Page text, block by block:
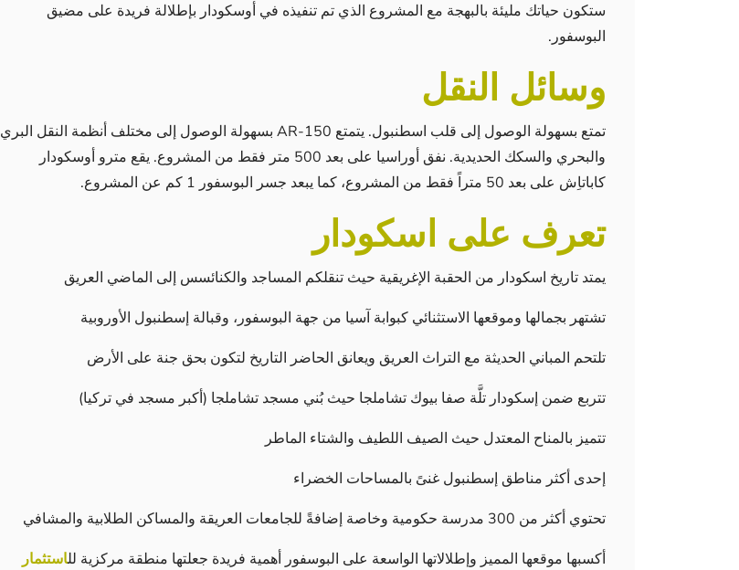
ستكون حياتك مليئة بالبهجة مع المشروع الذي تم تنفيذه في أوسكودار بإطلالة فريدة على مضيق
البوسفور.
وسائل النقل
تمتع بسهولة الوصول إلى قلب اسطنبول. يتمتع AR-150 بسهولة الوصول إلى مختلف أنظمة النقل البري
والبحري والسكك الحديدية. نفق أوراسيا على بعد 500 متر فقط من المشروع. يقع مترو أوسكودار
كاباتاِش على بعد 50 متراً فقط من المشروع، كما يبعد جسر البوسفور 1 كم عن المشروع.
تعرف على اسكودار
يمتد تاريخ اسكودار من الحقبة الإغريقية حيث تنقلكم المساجد والكنائسس إلى الماضي العريق
تشتهر بجمالها وموقعها الاستثنائي كبوابة آسيا من جهة البوسفور، وقبالة إسطنبول الأوروبية
تلتحم المباني الحديثة مع التراث العريق ويعانق الحاضر التاريخ لتكون بحق جنة على الأرض
تتربع ضمن إسكودار تلَّة صفا بيوك تشاملجا حيث بُني مسجد تشاملجا (أكبر مسجد في تركيا)
تتميز بالمناح المعتدل حيث الصيف اللطيف والشتاء الماطر
إحدى أكثر مناطق إسطنبول غنىً بالمساحات الخضراء
تحتوي أكثر من 300 مدرسة حكومية وخاصة إضافةً للجامعات العريقة والمساكن الطلابية والمشافي
أكسبها موقعها المميز وإطلالاتها الواسعة على البوسفور أهمية فريدة جعلتها منطقة مركزية للاستثمار